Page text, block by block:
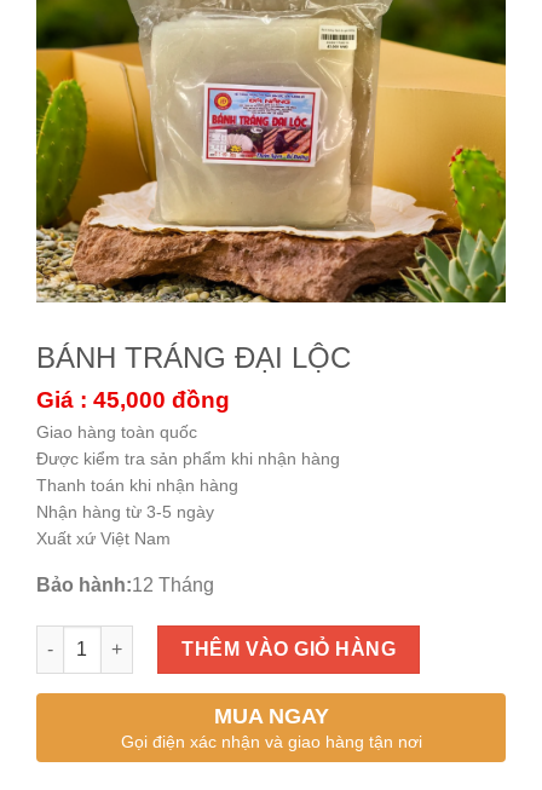
BÁNH TRÁNG ĐẠI LỘC
Giá : 45,000 đồng
Giao hàng toàn quốc
Được kiểm tra sản phẩm khi nhận hàng
Thanh toán khi nhận hàng
Nhận hàng từ 3-5 ngày
Xuất xứ Việt Nam
Bảo hành:12 Tháng
BÁNH TRÁNG ĐẠI LỘC số lượng
THÊM VÀO GIỎ HÀNG
MUA NGAY
Gọi điện xác nhận và giao hàng tận nơi